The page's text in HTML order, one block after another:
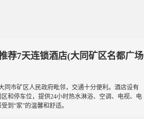
荐7天连锁酒店(大同矿区名都广场
同市矿区人民政府毗邻，交通十分便利。酒店设有
和停车位，提供24小时热水淋浴、空调、电视、电
到“家”的温馨和舒适。